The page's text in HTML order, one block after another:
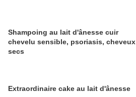
Shampoing au lait d'ânesse cuir
chevelu sensible, psoriasis, cheveux
secs
Extraordinaire cake au lait d'ânesse